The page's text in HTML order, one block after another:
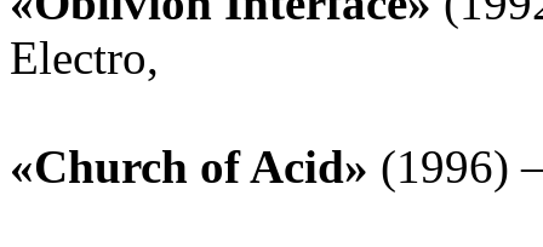
Electro,
«Church of Acid» (1996)